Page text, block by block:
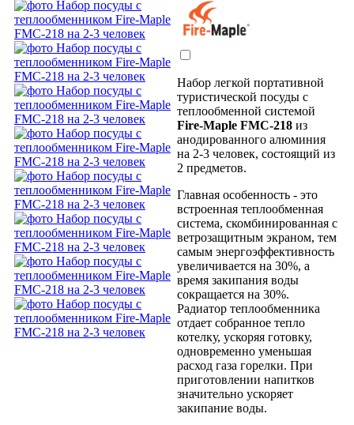
Набор легкой портативной
туристической посуды с
теплообменной системой
Fire-Maple FMC-218 из
анодированного алюминия
на 2-3 человек, состоящий из
2 предметов.
Главная особенность - это
встроенная теплообменная
система, скомбинированная с
ветрозащитным экраном, тем
самым энергоэффективность
увеличивается на 30%, а
время закипания воды
сокращается на 30%.
Радиатор теплообменника
отдает собранное тепло
котелку, ускоряя готовку,
одновременно уменьшая
расход газа горелки. При
приготовлении напитков
значительно ускоряет
закипание воды.